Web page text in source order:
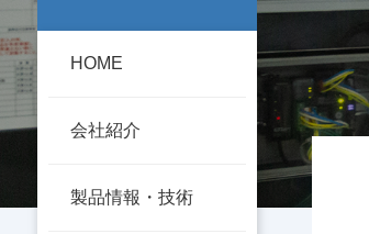
HOME
会社紹介
製品情報・技術